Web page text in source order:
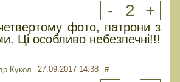
- 2 +
фото, патрони з
Ці особливо небезпечні!!!
Кукол 27.09.2017 14:38 #